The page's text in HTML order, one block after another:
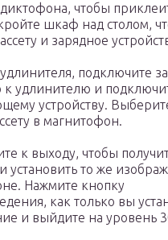
диктофона, чтобы
шкаф над столом,
и зарядное
подключите
к удлинителю и
устройству.
в магнитофон.
к выходу, чтобы
установить то же
Нажмите кнопку
как только вы
и выйдите на уровень